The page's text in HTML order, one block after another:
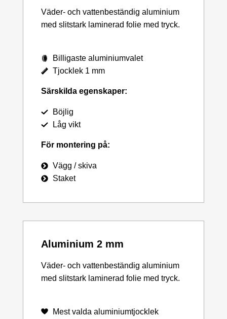
Väder- och vattenbeständig aluminium
med slitstark laminerad folie med tryck.
Billigaste aluminiumvalet
Tjocklek 1 mm
Särskilda egenskaper:
Böjlig
Låg vikt
För montering på:
Vägg / skiva
Staket
Aluminium 2 mm
Väder- och vattenbeständig aluminium
med slitstark laminerad folie med tryck.
Mest valda aluminiumtjocklek